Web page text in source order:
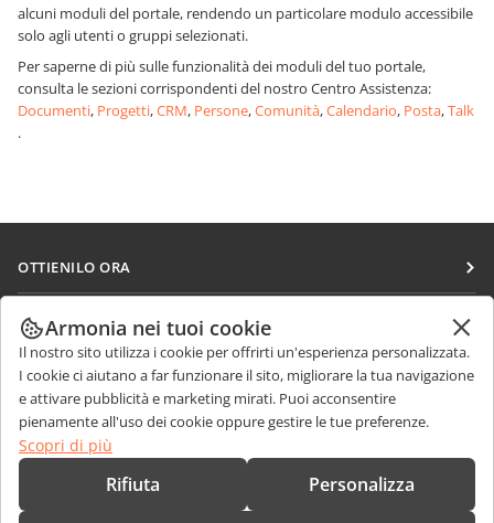
alcuni moduli del portale, rendendo un particolare modulo accessibile
solo agli utenti o gruppi selezionati.
Per saperne di più sulle funzionalità dei moduli del tuo portale,
consulta le sezioni corrispondenti del nostro Centro Assistenza:
Documenti, Progetti,CRM, Persone,Comunità,Calendario, Posta,Talk
.
OTTIENILO ORA
Docs
DocSpace
Workspace
Connettori
App desktop
COLLABORA
Per i contributori
Per i traduttori
Per gli influencer
Offerte di lavoro
RICEVI NOTIZIE
Blog
RICEVI AIUTO
Forum
CONTATTACI
Domande sulle vendite
sales@onlyoffice.com
Armonia nei tuoi cookie
Il nostro sito utilizza i cookie per offrirti un'esperienza personalizzata.
I cookie ci aiutano a far funzionare il sito, migliorare la tua navigazione
e attivare pubblicità e marketing mirati. Puoi acconsentire
pienamente all'uso dei cookie oppure gestire le tue preferenze.
Scopri di più
Rifiuta Personalizza